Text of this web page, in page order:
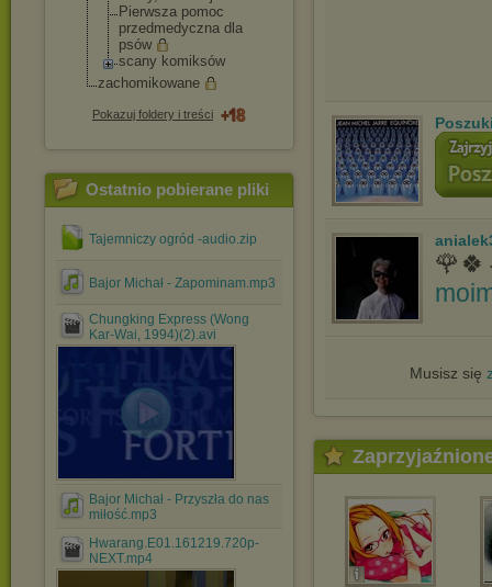
Pierwsza pomoc
przedmedyczna dla
psów
scany komiksów
zachomikowane
Pokazuj foldery i treści
Ostatnio pobierane pliki
Tajemniczy ogród -audio.zip
Bajor Michał - Zapominam.mp3
Chungking Express (Wong
Kar-Wai, 1994)(2).avi
Bajor Michał - Przyszła do nas
miłość.mp3
Hwarang.E01.161219.720p-
NEXT.mp4
Musisz się